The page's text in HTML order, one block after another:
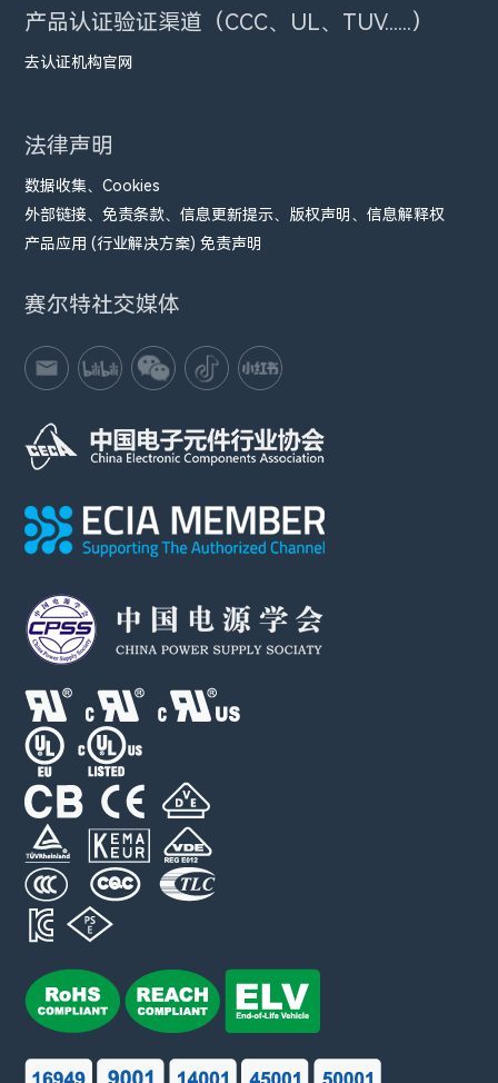
产品认证验证渠道（CCC、UL、TUV......）
去认证机构官网
法律声明
数据收集、Cookies
外部链接、免责条款、信息更新提示、版权声明、信息解释权
产品应用 (行业解决方案) 免责声明
赛尔特社交媒体